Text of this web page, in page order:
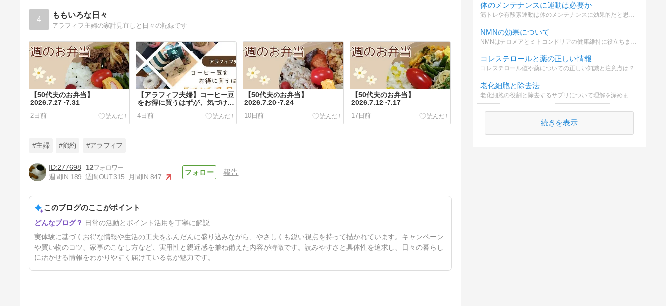
4 ももいろな日々
アラフィフ主婦の家計見直しと日々の記録です
【50代夫のお弁当】
2026.7.27~7.31
2日前
【アラフィフ夫婦】コーヒー豆
をお得に買うはずが、気づけば
4日前
【50代夫のお弁当】
2026.7.20~7.24
10日前
【50代夫のお弁当】
2026.7.12~7.17
17日前
2026年7月
19日前
#主婦 #節約 #アラフィフ
277698
12
週間IN:189 週間OUT:315 月間IN:847
報告
このブログのここがポイント
日常の活動とポイント活用を丁寧に解説
実体験に基づくお得な情報や生活の工夫をふんだんに盛り込みながら、やさしくも鋭い視点を持って描かれています。キャンペーン
や買い物のコツ、家事のこなし方など、実用性と親近感を兼ね備えた内容が特徴です。読みやすさと具体性を追求し、日々の暮らし
に活かせる情報をわかりやすく届けている点が魅力です。
体のメンテナンスに運動は必要か
NMNの効果について
NMNはテロメアとミトコンドリアの健康維持に役立ちます。あなたはどの効果に興味がありますか？
コレステロールと薬の正しい情報
コレステロール値や薬についての正しい知識と注意点は？
老化細胞と除去法
老化細胞の役割と除去するサプリについて理解を深めましょう。
続きを表示